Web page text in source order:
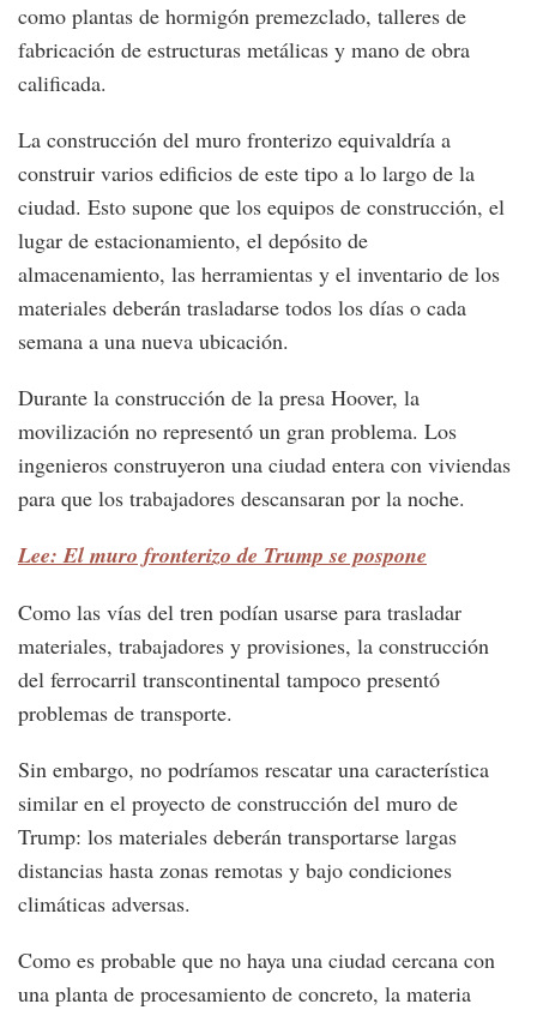
como plantas de hormigón premezclado, talleres de
fabricación de estructuras metálicas y mano de obra
calificada.
La construcción del muro fronterizo equivaldría a
construir varios edificios de este tipo a lo largo de la
ciudad. Esto supone que los equipos de construcción, el
lugar de estacionamiento, el depósito de
almacenamiento, las herramientas y el inventario de los
materiales deberán trasladarse todos los días o cada
semana a una nueva ubicación.
Durante la construcción de la presa Hoover, la
movilización no representó un gran problema. Los
ingenieros construyeron una ciudad entera con viviendas
para que los trabajadores descansaran por la noche.
Lee: El muro fronterizo de Trump se pospone
Como las vías del tren podían usarse para trasladar
materiales, trabajadores y provisiones, la construcción
del ferrocarril transcontinental tampoco presentó
problemas de transporte.
Sin embargo, no podríamos rescatar una característica
similar en el proyecto de construcción del muro de
Trump: los materiales deberán transportarse largas
distancias hasta zonas remotas y bajo condiciones
climáticas adversas.
Como es probable que no haya una ciudad cercana con
una planta de procesamiento de concreto, la materia